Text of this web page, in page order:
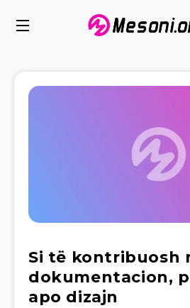
Si të kontribuosh
dokumentacion,
apo dizajn